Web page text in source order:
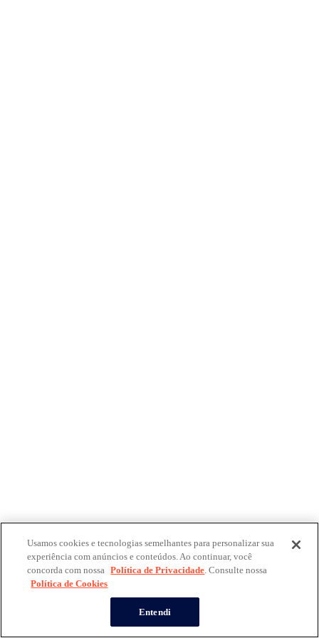
Usamos cookies e tecnologias semelhantes para personalizar sua
experiência com anúncios e conteúdos. Ao continuar, você
concorda com nossa Política de Privacidade. Consulte nossa
Política de Cookies
Entendi